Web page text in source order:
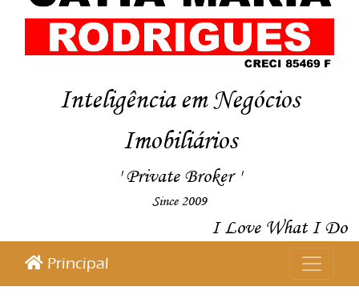
Inteligência em Negócios
Imobiliários
' Private Broker '
Since 2009
I Love What I Do
Principal